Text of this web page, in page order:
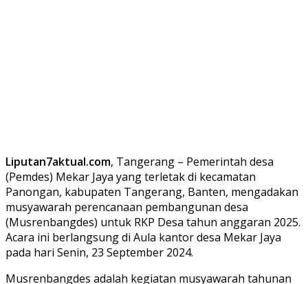
Liputan7aktual.com, Tangerang – Pemerintah desa
(Pemdes) Mekar Jaya yang terletak di kecamatan
Panongan, kabupaten Tangerang, Banten, mengadakan
musyawarah perencanaan pembangunan desa
(Musrenbangdes) untuk RKP Desa tahun anggaran 2025.
Acara ini berlangsung di Aula kantor desa Mekar Jaya
pada hari Senin, 23 September 2024.
Musrenbangdes adalah kegiatan musyawarah tahunan